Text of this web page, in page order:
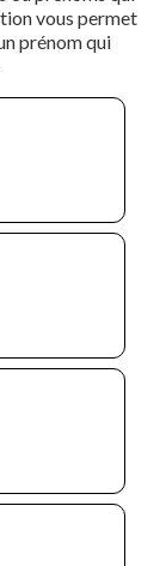
vous permet
prénom qui